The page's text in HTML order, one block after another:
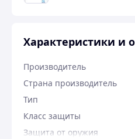
Характеристики и
Производитель
Страна производитель
Тип
Класс защиты
Защита от оружия